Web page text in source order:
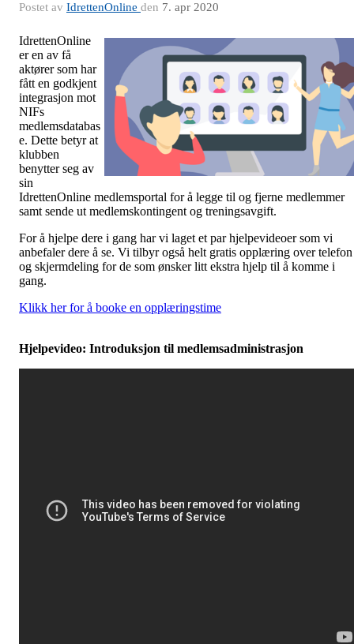
Postet av IdrettenOnline den 7. apr 2020
IdrettenOnline
er en av få
aktører som har
fått en godkjent
integrasjon mot
NIFs
medlemsdatabas
e. Dette betyr at
klubben
benytter seg av
sin
IdrettenOnline medlemsportal for å legge til og fjerne medlemmer
samt sende ut medlemskontingent og treningsavgift.
For å hjelpe dere i gang har vi laget et par hjelpevideoer som vi
anbefaler dere å se. Vi tilbyr også helt gratis opplæring over telefon
og skjermdeling for de som ønsker litt ekstra hjelp til å komme i
gang.
Klikk her for å booke en opplæringstime
Hjelpevideo: Introduksjon til medlemsadministrasjon